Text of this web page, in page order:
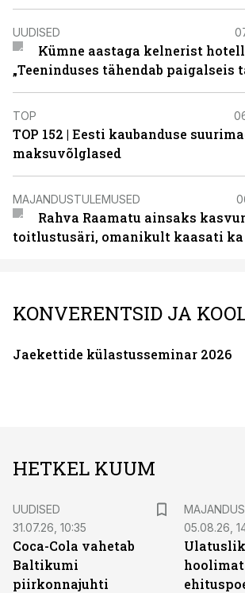
UUDISED
Kümne aastaga kelnerist
„Teeninduses tähendab paigalseis
TOP
TOP 152 | Eesti kaubanduse
maksuvõlglased
MAJANDUSTULEMUSED
Rahva Raamatu ainsaks
toitlustusäri, omanikult kaasati ka
KONVERENTSID JA
Jaekettide külastusseminar 2026
HETKEL KUUM
UUDISED
31.07.26, 10:35
Coca-Cola vahetab
Baltikumi
piirkonnajuhti
05.08.26,